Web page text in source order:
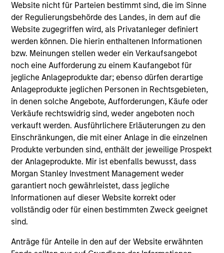
Website nicht für Parteien bestimmt sind, die im Sinne
der Regulierungsbehörde des Landes, in dem auf die
Website zugegriffen wird, als Privatanleger definiert
werden können. Die hierin enthaltenen Informationen
bzw. Meinungen stellen weder ein Verkaufsangebot
noch eine Aufforderung zu einem Kaufangebot für
jegliche Anlageprodukte dar; ebenso dürfen derartige
Anlageprodukte jeglichen Personen in Rechtsgebieten,
in denen solche Angebote, Aufforderungen, Käufe oder
Verkäufe rechtswidrig sind, weder angeboten noch
verkauft werden. Ausführlichere Erläuterungen zu den
Einschränkungen, die mit einer Anlage in die einzelnen
Produkte verbunden sind, enthält der jeweilige Prospekt
der Anlageprodukte. Mir ist ebenfalls bewusst, dass
Morgan Stanley Investment Management weder
garantiert noch gewährleistet, dass jegliche
Informationen auf dieser Website korrekt oder
vollständig oder für einen bestimmten Zweck geeignet
sind.
Anträge für Anteile in den auf der Website erwähnten
As of December 12, 2025. The above is provided for
informational and educational purposes only. There is no
guarantee that the investment mentioned resulted in
positive performance (for realized holdings), or will perform
well in the future (for current holdings). The trademarks and
service marks above are the property of their respective
owners. The information on this website has not been
authorized, sponsored, or otherwise approved by such
owners. By clicking on any links shown here, you agree that
you are navigating to a third party site. We are providing
these hyperlinks to you only as a convenience and the
inclusion of any hyperlink is not and does not imply any
endorsement, approval, investigation, verification or
monitoring by us of any information contained in any
hyperlinked site. In no event shall we be responsible for the
information contained on the site or your use of such site.